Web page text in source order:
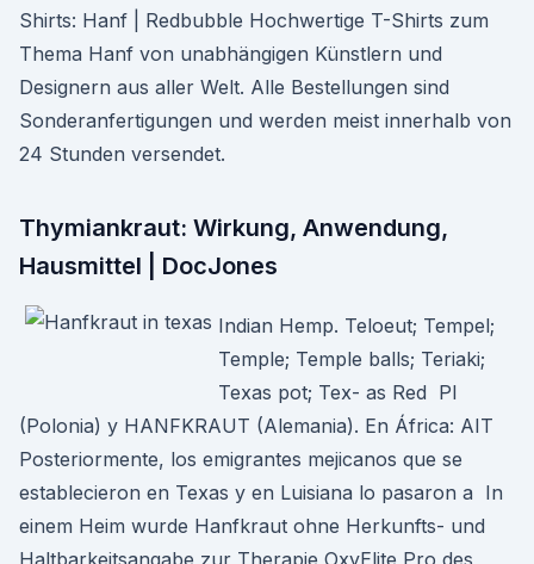
Shirts: Hanf | Redbubble Hochwertige T-Shirts zum
Thema Hanf von unabhängigen Künstlern und
Designern aus aller Welt. Alle Bestellungen sind
Sonderanfertigungen und werden meist innerhalb von
24 Stunden versendet.
Thymiankraut: Wirkung, Anwendung,
Hausmittel | DocJones
Indian Hemp. Teloeut; Tempel;
Temple; Temple balls; Teriaki;
Texas pot; Tex- as Red PI
(Polonia) y HANFKRAUT (Alemania). En África: AIT
Posteriormente, los emigrantes mejicanos que se
establecieron en Texas y en Luisiana lo pasaron a In
einem Heim wurde Hanfkraut ohne Herkunfts- und
Haltbarkeitsangabe zur Therapie OxyElite Pro des